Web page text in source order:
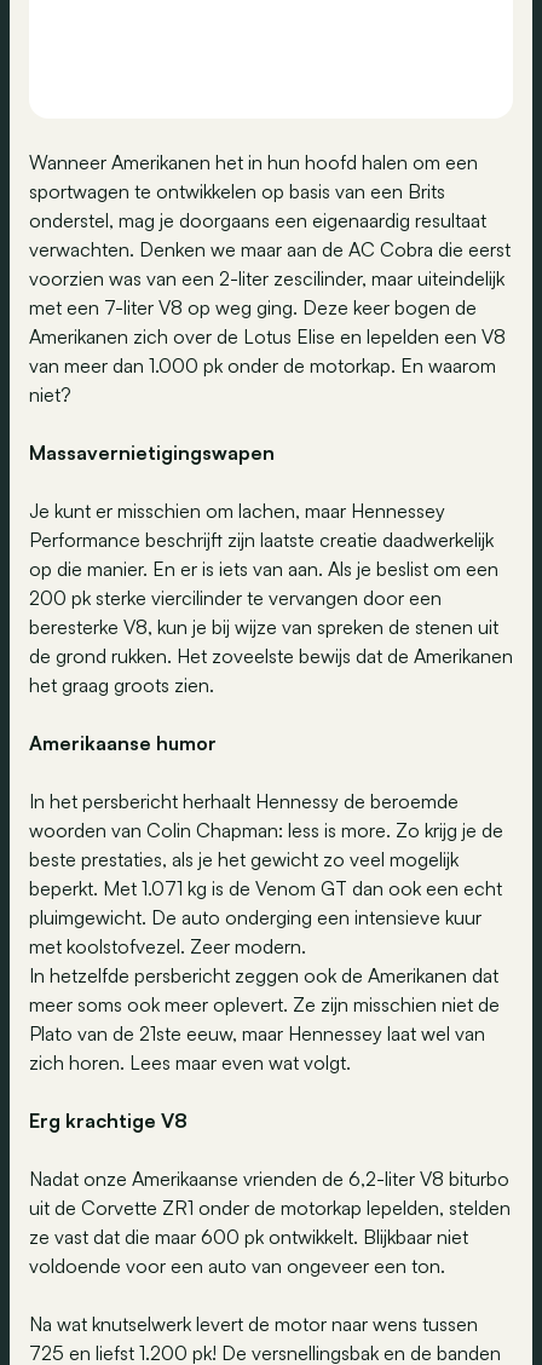
Wanneer Amerikanen het in hun hoofd halen om een
sportwagen te ontwikkelen op basis van een Brits
onderstel, mag je doorgaans een eigenaardig resultaat
verwachten. Denken we maar aan de AC Cobra die eerst
voorzien was van een 2-liter zescilinder, maar uiteindelijk
met een 7-liter V8 op weg ging. Deze keer bogen de
Amerikanen zich over de Lotus Elise en lepelden een V8
van meer dan 1.000 pk onder de motorkap. En waarom
niet?
Massavernietigingswapen
Je kunt er misschien om lachen, maar Hennessey
Performance beschrijft zijn laatste creatie daadwerkelijk
op die manier. En er is iets van aan. Als je beslist om een
200 pk sterke viercilinder te vervangen door een
beresterke V8, kun je bij wijze van spreken de stenen uit
de grond rukken. Het zoveelste bewijs dat de Amerikanen
het graag groots zien.
Amerikaanse humor
In het persbericht herhaalt Hennessy de beroemde
woorden van Colin Chapman: less is more. Zo krijg je de
beste prestaties, als je het gewicht zo veel mogelijk
beperkt. Met 1.071 kg is de Venom GT dan ook een echt
pluimgewicht. De auto onderging een intensieve kuur
met koolstofvezel. Zeer modern.
In hetzelfde persbericht zeggen ook de Amerikanen dat
meer soms ook meer oplevert. Ze zijn misschien niet de
Plato van de 21ste eeuw, maar Hennessey laat wel van
zich horen. Lees maar even wat volgt.
Erg krachtige V8
Nadat onze Amerikaanse vrienden de 6,2-liter V8 biturbo
uit de Corvette ZR1 onder de motorkap lepelden, stelden
ze vast dat die maar 600 pk ontwikkelt. Blijkbaar niet
voldoende voor een auto van ongeveer een ton.
Na wat knutselwerk levert de motor naar wens tussen
725 en liefst 1.200 pk! De versnellingsbak en de banden